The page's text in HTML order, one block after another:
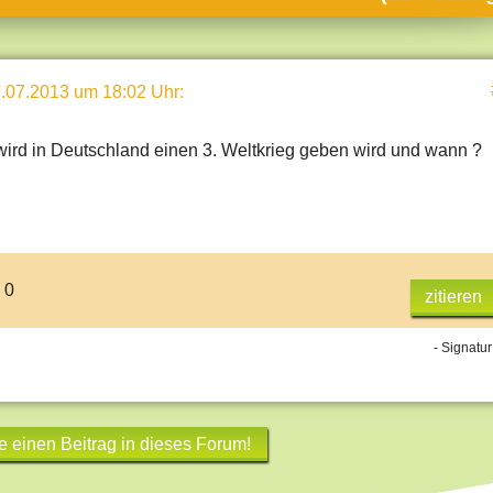
& Natur
& Politik
um 18:02 Uhr:
in Deutschland einen 3. Weltkrieg geben wird und wann ?
0 zitieren
-
einen Beitrag in dieses Forum!